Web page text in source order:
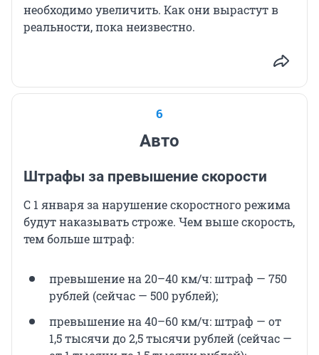
необходимо увеличить. Как они вырастут в
реальности, пока неизвестно.
6
Авто
Штрафы за превышение скорости
С 1 января за нарушение скоростного режима
будут наказывать строже. Чем выше скорость,
тем больше штраф:
превышение на 20–40 км/ч: штраф — 750
рублей (сейчас — 500 рублей);
превышение на 40–60 км/ч: штраф — от
1,5 тысячи до 2,5 тысячи рублей (сейчас —